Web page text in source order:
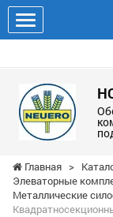
Главная >
Элеваторные
Металлические